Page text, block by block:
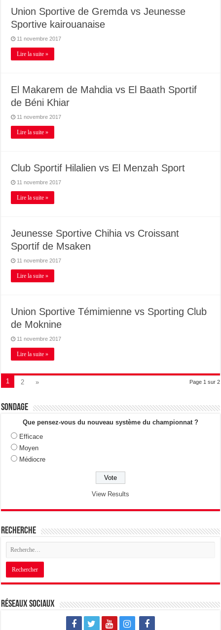
Union Sportive de Gremda vs Jeunesse
Sportive kairouanaise
11 novembre 2017
Lire la suite »
El Makarem de Mahdia vs El Baath Sportif
de Béni Khiar
11 novembre 2017
Lire la suite »
Club Sportif Hilalien vs El Menzah Sport
11 novembre 2017
Lire la suite »
Jeunesse Sportive Chihia vs Croissant
Sportif de Msaken
11 novembre 2017
Lire la suite »
Union Sportive Témimienne vs Sporting Club
de Moknine
11 novembre 2017
Lire la suite »
Page 1 sur 2
1 2 »
Sondage
Que pensez-vous du nouveau système du championnat ?
Efficace
Moyen
Médiocre
View Results
Recherche
Réseaux sociaux